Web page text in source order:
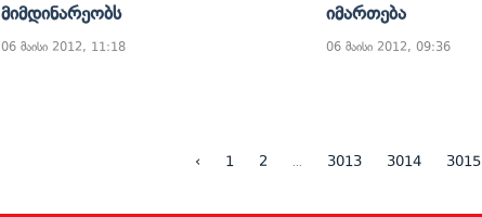
Მიმდინარეობს
06 მაისი 2012, 11:18
Იმართება
06 მაისი 2012, 09:36
‹ 1 2 3013 3014 3015